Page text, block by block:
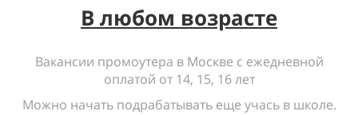
В любом возрасте
Вакансии промоутера в Москве с ежедневной
оплатой от 14, 15, 16 лет
Можно начать подрабатывать еще учась в школе.